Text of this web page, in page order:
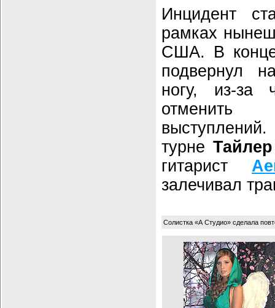
Инцидент
рамках
США. В
подвернул
ногу, из-за
турнеТайлер
гитарист
залечивал
Солистка «А Студио» сделала